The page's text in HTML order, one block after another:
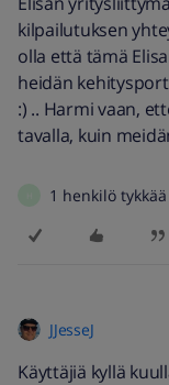
kilpailutuksen
olla että tämä
heidän
:) .. Harmi vaan,
tavalla, kuin
1 henkilö
JJesseJ
Käyttäjiä kyllä